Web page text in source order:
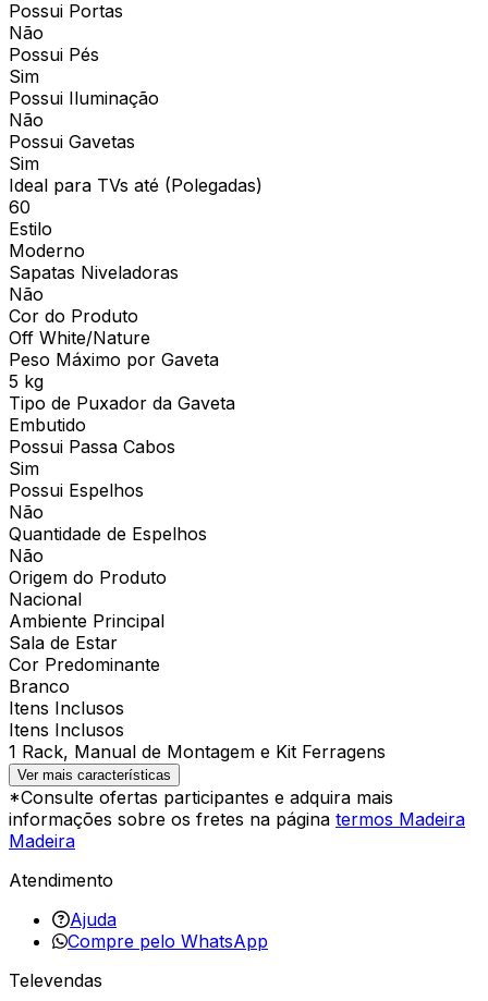
Possui Portas
Não
Possui Pés
Sim
Possui Iluminação
Não
Possui Gavetas
Sim
Ideal para TVs até (Polegadas)
60
Estilo
Moderno
Sapatas Niveladoras
Não
Cor do Produto
Off White/Nature
Peso Máximo por Gaveta
5 kg
Tipo de Puxador da Gaveta
Embutido
Possui Passa Cabos
Sim
Possui Espelhos
Não
Quantidade de Espelhos
Não
Origem do Produto
Nacional
Ambiente Principal
Sala de Estar
Cor Predominante
Branco
Itens Inclusos
Itens Inclusos
1 Rack, Manual de Montagem e Kit Ferragens
Ver mais características
*Consulte ofertas participantes e adquira mais
informações sobre os fretes na página termos Madeira
Madeira
Atendimento
Ajuda
Compre pelo WhatsApp
Televendas